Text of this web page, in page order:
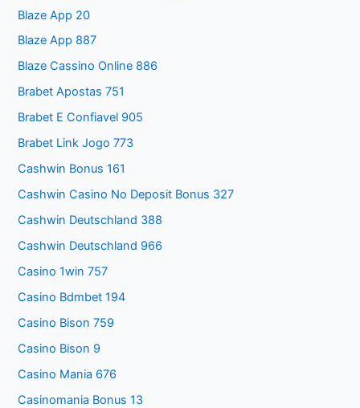
Blaze App 20
Blaze App 887
Blaze Cassino Online 886
Brabet Apostas 751
Brabet E Confiavel 905
Brabet Link Jogo 773
Cashwin Bonus 161
Cashwin Casino No Deposit Bonus 327
Cashwin Deutschland 388
Cashwin Deutschland 966
Casino 1win 757
Casino Bdmbet 194
Casino Bison 759
Casino Bison 9
Casino Mania 676
Casinomania Bonus 13